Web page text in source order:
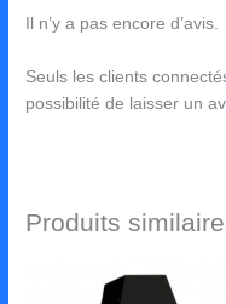
Il n’y a pas encore d’avis.
Seuls les clients
possibilité de laisser un
Produits